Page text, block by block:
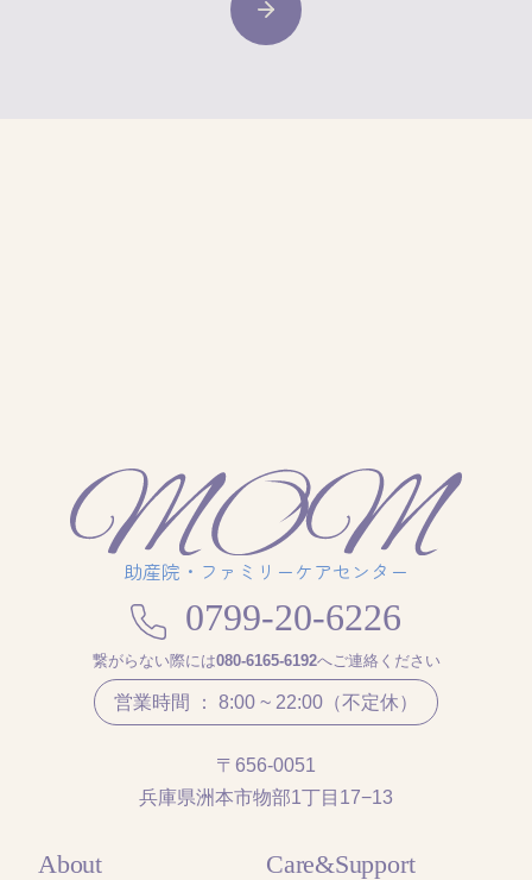
助産院・ファミリーケアセンター
0799-20-6226
繋がらない際には080-6165-6192へご連絡ください
営業時間 ： 8:00 ~ 22:00（不定休）
〒656-0051
兵庫県洲本市物部1丁目17−13
About Care&Support